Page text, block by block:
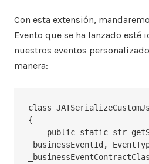
Con esta extensión,
Evento que se ha lanzado
nuestros eventos
manera:
class
{
_businessEventId,